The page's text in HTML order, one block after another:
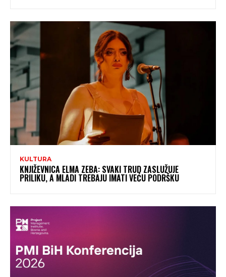
KULTURA
KNJIŽEVNICA ELMA ZEBA: SVAKI TRUD ZASLUŽUJE
PRILIKU, A MLADI TREBAJU IMATI VEĆU PODRŠKU